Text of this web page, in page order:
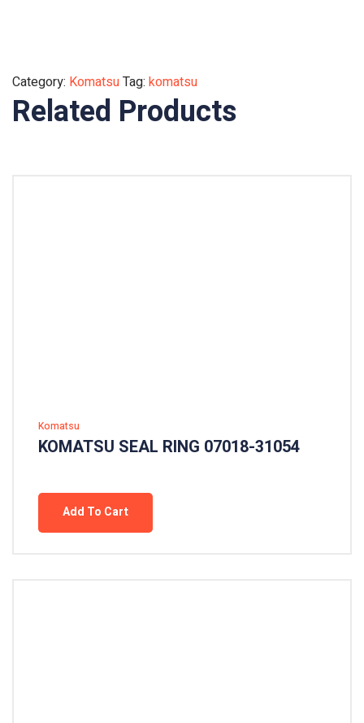
Category: KomatsuTag: komatsu
Related Products
Komatsu
KOMATSU SEAL RING 07018-31054
Add To Cart